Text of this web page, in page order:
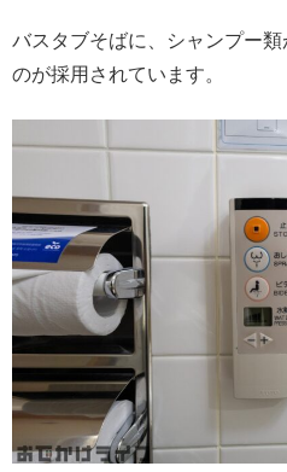
バスタブそばに、シャンプー
のが採用されています。